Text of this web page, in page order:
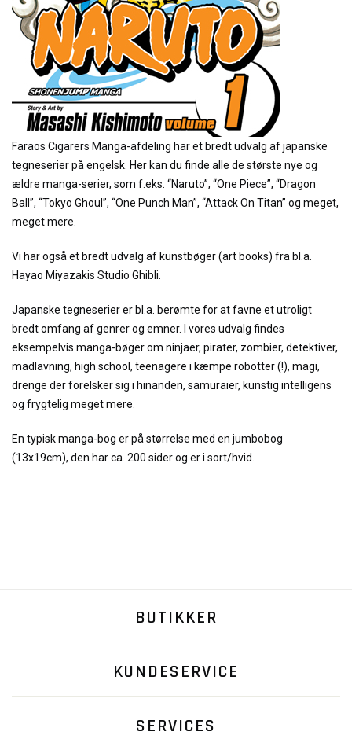
Faraos Cigarers Manga-afdeling har et bredt udvalg af japanske
tegneserier på engelsk. Her kan du finde alle de største nye og
ældre manga-serier, som f.eks. “Naruto”, “One Piece”, “Dragon
Ball”, “Tokyo Ghoul”, “One Punch Man”, “Attack On Titan” og meget,
meget mere.
Vi har også et bredt udvalg af kunstbøger (art books) fra bl.a.
Hayao Miyazakis Studio Ghibli.
Japanske tegneserier er bl.a. berømte for at favne et utroligt
bredt omfang af genrer og emner. I vores udvalg findes
eksempelvis manga-bøger om ninjaer, pirater, zombier, detektiver,
madlavning, high school, teenagere i kæmpe robotter (!), magi,
drenge der forelsker sig i hinanden, samuraier, kunstig intelligens
og frygtelig meget mere.
En typisk manga-bog er på størrelse med en jumbobog
(13x19cm), den har ca. 200 sider og er i sort/hvid.
BUTIKKER
KUNDESERVICE
SERVICES